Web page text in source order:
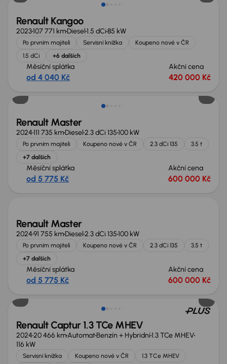
Renault Kangoo
2023107 771 kmDiesel1.5 dCi85 kW
Po prvním majiteli Servisní knížka
Koupeno nové v ČR
1.5 dCi
+6 dalších
Měsíční splátka
od 4 040 Kč
Akční cena
420 000 Kč
Nově v nabídce
Renault Master
2024111 735 kmDiesel2.3 dCi 135100 kW
Po prvním majiteli Koupeno nové v ČR 2.3 dCi 135
3.5 t
+7 dalších
Měsíční splátka
od 5 775 Kč
Akční cena
600 000 Kč
Nově v nabídce
Renault Master
202491 755 kmDiesel2.3 dCi 135100 kW
Po prvním majiteli Koupeno nové v ČR 2.3 dCi 135
3.5 t
+7 dalších
Měsíční splátka
od 5 775 Kč
Akční cena
600 000 Kč
Nově v nabídce
Renault Captur 1.3 TCe MHEV
202420 466 kmAutomatBenzín + Hybridní1.3 TCe MHEV
116 kW
Servisní knížka Koupeno nové v ČR
1.3 TCe MHEV